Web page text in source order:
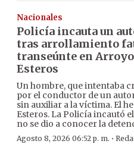
Nacionales
Policía incauta un
tras arrollamiento
transeúnte en
Esteros
Un hombre, que intentaba
por el conductor de un
sin auxiliar a la víctima. El
Esteros. La Policía incautó
no se dio a conocer la
Agosto 8, 2026 06:52 p. m. ·